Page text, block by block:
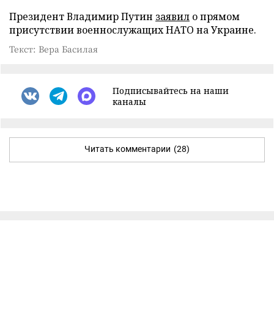
Президент Владимир Путин заявил о прямом
присутствии военнослужащих НАТО на Украине.
Текст: Вера Басилая
Подписывайтесь на наши
каналы
Читать комментарии (28)